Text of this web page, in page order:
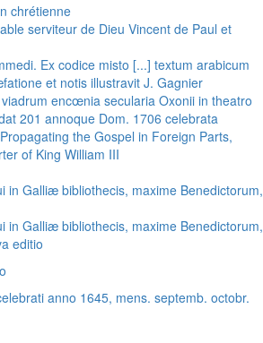
chrétienne
serviteur de Dieu Vincent de Paul et
Ex codice misto [...] textum arabicum
et notis illustravit J. Gagnier
encœnia secularia Oxonii in theatro
201 annoque Dom. 1706 celebrata
the Gospel in Foreign Parts,
of King William III
in Galliæ bibliothecis, maxime Benedictorum,
in Galliæ bibliothecis, maxime Benedictorum,
editio
anno 1645, mens. septemb. octobr.